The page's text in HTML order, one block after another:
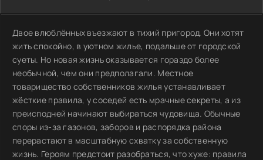
Двое влюблённых въезжают в тихий пригород. Они хотят
жить спокойно, в уютном жилье, подальше от городской
суеты. Но новая жизнь оказывается гораздо более
необычной, чем они предполагали. Местное
товарищество собственников жилья устанавливает
жёсткие правила, у соседей есть мрачные секреты, а из
преисподней начинают выбираться чудовища. Обычные
споры из-за газонов, заборов и распорядка района
перерастают в масштабную схватку за собственную
жизнь. Героям предстоит разобраться, что хуже: правила